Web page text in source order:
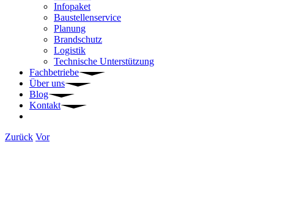
Infopaket
Baustellenservice
Planung
Brandschutz
Logistik
Technische Unterstützung
Fachbetriebe
Über uns
Blog
Kontakt
Zurück Vor